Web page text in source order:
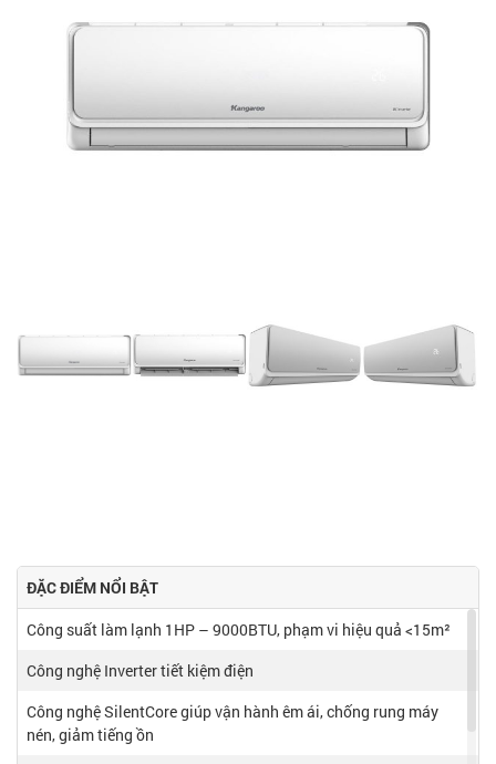
ĐẶC ĐIỂM NỔI BẬT
Công suất làm lạnh 1HP – 9000BTU, phạm vi hiệu quả <15m²
Công nghệ Inverter tiết kiệm điện
Công nghệ SilentCore giúp vận hành êm ái, chống rung máy
nén, giảm tiếng ồn